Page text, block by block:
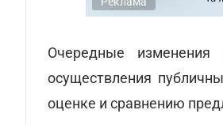
Реклама
Очередные изменения
осуществления
оценке и сравнению